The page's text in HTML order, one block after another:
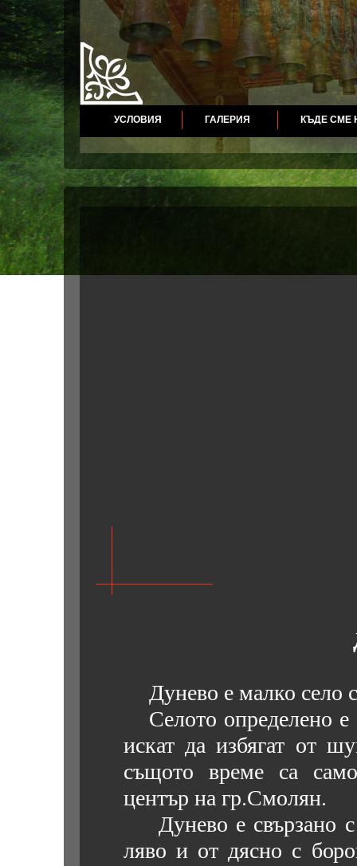
Дунево е малко село
Селото определено е
искат да избягат от
същото време са
център на гр.Смолян.
Дунево е свързано с
ляво и от дясно с
УСЛОВИЯ ГАЛЕРИЯ КЪДЕ